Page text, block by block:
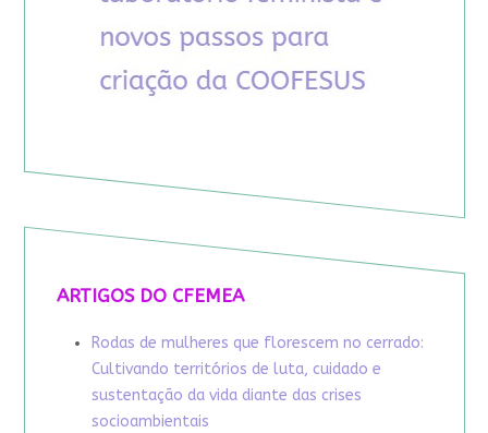
ARTIGOS DO CFEMEA
Rodas de mulheres que florescem no cerrado:
Cultivando territórios de luta, cuidado e
sustentação da vida diante das crises
socioambientais